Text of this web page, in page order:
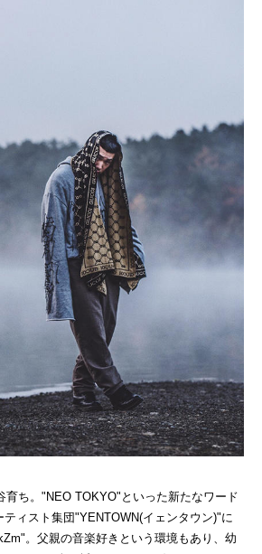
育ち。"NEO TOKYO"といった新たなワード
ィスト集団"YENTOWN(イェンタウン)"に
。父親の音楽好きという環境もあり、幼